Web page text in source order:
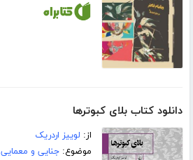
دانلود کتاب بلای کبوترها
از: لوییز اردریک
موضوع:جنایی و معمایی